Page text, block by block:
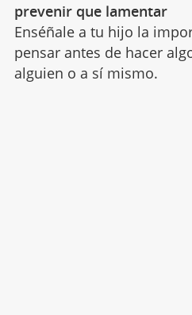
prevenir que lamentar
Enséñale a tu hijo la
pensar antes de hacer
alguien o a sí mismo.